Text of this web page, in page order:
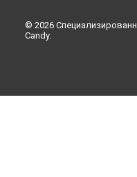
© 2026
Candy.